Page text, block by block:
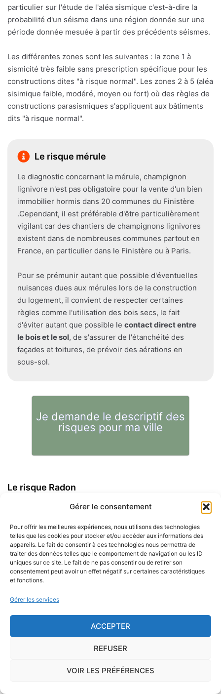
Gérer le consentement
Pour offrir les meilleures expériences, nous utilisons des technologies
telles que les cookies pour stocker et/ou accéder aux informations des
appareils. Le fait de consentir à ces technologies nous permettra de
traiter des données telles que le comportement de navigation ou les ID
uniques sur ce site. Le fait de ne pas consentir ou de retirer son
consentement peut avoir un effet négatif sur certaines caractéristiques
et fonctions.
Gérer les services
ACCEPTER
REFUSER
VOIR LES PRÉFÉRENCES
particulier sur l'étude de l'aléa sismique c'est-à-dire la
probabilité d'un séisme dans une région donnée sur une
période donnée mesuée à partir des précédents séismes.
Les différentes zones sont les suivantes : la zone 1 à
sismicité très faible sans prescription spécifique pour les
constructions dites "à risque normal". Les zones 2 à 5 (aléa
sisimique faible, modéré, moyen ou fort) où des règles de
constructions parasismiques s'appliquent aux bâtiments
dits "à risque normal".
Le risque mérule
Le diagnostic concernant la mérule, champignon
lignivore n'est pas obligatoire pour la vente d'un bien
immobilier hormis dans 20 communes du Finistère
.Cependant, il est préférable d'être particulièrement
vigilant car des chantiers de champignons lignivores
existent dans de nombreuses communes partout en
France, en particulier dans le Finistère ou à Paris.
Pour se prémunir autant que possible d'éventuelles
nuisances dues aux mérules lors de la construction
du logement, il convient de respecter certaines
règles comme l'utilisation des bois secs, le fait
d'éviter autant que possible le contact direct entre
le bois et le sol, de s'assurer de l'étanchéité des
façades et toitures, de prévoir des aérations en
sous-sol.
Je demande le descriptif des
risques pour ma ville
Le risque Radon
La commune de Arpheuilles se trouve dans une
considéré commefaible
Leradonest un gaz radioactif issu de la désintégration du
radium et de l'uranium, deux éléments présents dans le sol
et les roches. On trouve des taux importants de radon
demande de l'Autorité de Sûreté Nucléaire, a classé les
communes françaises en fonction de leur potentiel radon :
Inhalé régulièrement et sur le long terme, le radon est un